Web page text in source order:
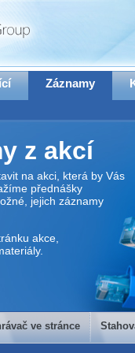
Záznamy
z akcí
na akci, která by Vás
přednášky
jejich záznamy
akce,
stránce
ve stránce